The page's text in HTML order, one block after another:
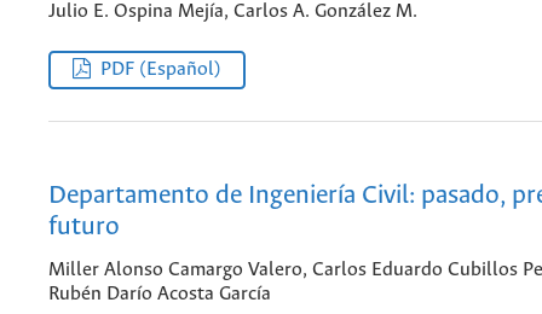
Julio E. Ospina Mejía, Carlos A. González M.
PDF (Español)
Departamento de Ingeniería Civil: pasado,
futuro
Miller Alonso Camargo Valero, Carlos Eduardo Cubillos
Rubén Darío Acosta García